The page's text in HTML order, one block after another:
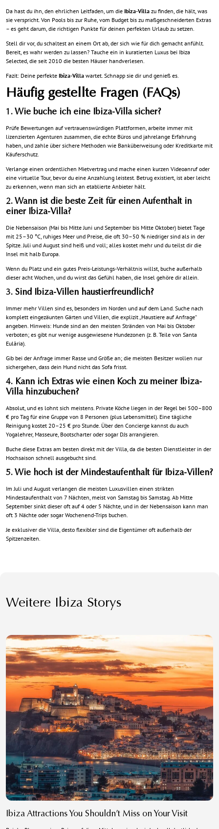
Da hast du ihn, den ehrlichen Leitfaden, um die Ibiza-Villa zu finden, die hält, was
sie verspricht. Von Pools bis zur Ruhe, vom Budget bis zu maßgeschneiderten Extras
– es geht darum, die richtigen Punkte für deinen perfekten Urlaub zu setzen.
Stell dir vor, du schaltest an einem Ort ab, der sich wie für dich gemacht anfühlt.
Bereit, es wahr werden zu lassen? Tauche ein in kuratierten Luxus bei Ibiza
Selected , die seit 2010 die besten Häuser handverlesen.
Fazit: Deine perfekte Ibiza-Villa wartet. Schnapp sie dir und genieß es.
Häufig gestellte Fragen (FAQs)
1. Wie buche ich eine Ibiza-Villa sicher?
Prüfe Bewertungen auf vertrauenswürdigen Plattformen, arbeite immer mit
lizenzierten Agenturen zusammen, die echte Büros und jahrelange Erfahrung
haben, und zahle über sichere Methoden wie Banküberweisung oder Kreditkarte mit
Käuferschutz.
Verlange einen ordentlichen Mietvertrag und mache einen kurzen Videoanruf oder
eine virtuelle Tour, bevor du eine Anzahlung leistest. Betrug existiert, ist aber leicht
zu erkennen, wenn man sich an etablierte Anbieter hält.
2. Wann ist die beste Zeit für einen Aufenthalt in
einer Ibiza-Villa?
Die Nebensaison (Mai bis Mitte Juni und September bis Mitte Oktober) bietet Tage
mit 25–30 °C, ruhiges Meer und Preise, die oft 30–50 % niedriger sind als in der
Spitze. Juli und August sind heiß und voll; alles kostet mehr und du teilst dir die
Insel mit halb Europa.
Wenn du Platz und ein gutes Preis-Leistungs-Verhältnis willst, buche außerhalb
dieser acht Wochen, und du wirst das Gefühl haben, die Insel gehöre dir allein.
3. Sind Ibiza-Villen haustierfreundlich?
Immer mehr Villen sind es, besonders im Norden und auf dem Land. Suche nach
komplett eingezäunten Gärten und Villen, die explizit „Haustiere auf Anfrage“
angeben. Hinweis: Hunde sind an den meisten Stränden von Mai bis Oktober
verboten; es gibt nur wenige ausgewiesene Hundezonen (z. B. Teile von Santa
Eulària).
Gib bei der Anfrage immer Rasse und Größe an; die meisten Besitzer wollen nur
sichergehen, dass dein Hund nicht das Sofa frisst.
4. Kann ich Extras wie einen Koch zu meiner Ibiza-
Villa hinzubuchen?
Absolut, und es lohnt sich meistens. Private Köche liegen in der Regel bei 500–800
€ pro Tag für eine Gruppe von 8 Personen (plus Lebensmittel). Eine tägliche
Reinigung kostet 20–25 € pro Stunde. Über den Concierge kannst du auch
Yogalehrer, Masseure, Bootscharter oder sogar DJs arrangieren.
Buche diese Extras am besten direkt mit der Villa , da die besten Dienstleister in der
Hochsaison schnell ausgebucht sind.
5. Wie hoch ist der Mindestaufenthalt für Ibiza-Villen?
Im Juli und August verlangen die meisten Luxusvillen einen strikten
Mindestaufenthalt von 7 Nächten, meist von Samstag bis Samstag. Ab Mitte
September sinkt dieser oft auf 4 oder 5 Nächte, und in der Nebensaison kann man
oft 3 Nächte oder sogar Wochenend-Trips buchen.
Je exklusiver die Villa, desto flexibler sind die Eigentümer oft außerhalb der
Spitzenzeiten.
Weitere Ibiza Storys
Ibiza Attractions You Shouldn’t Miss on Your Visit